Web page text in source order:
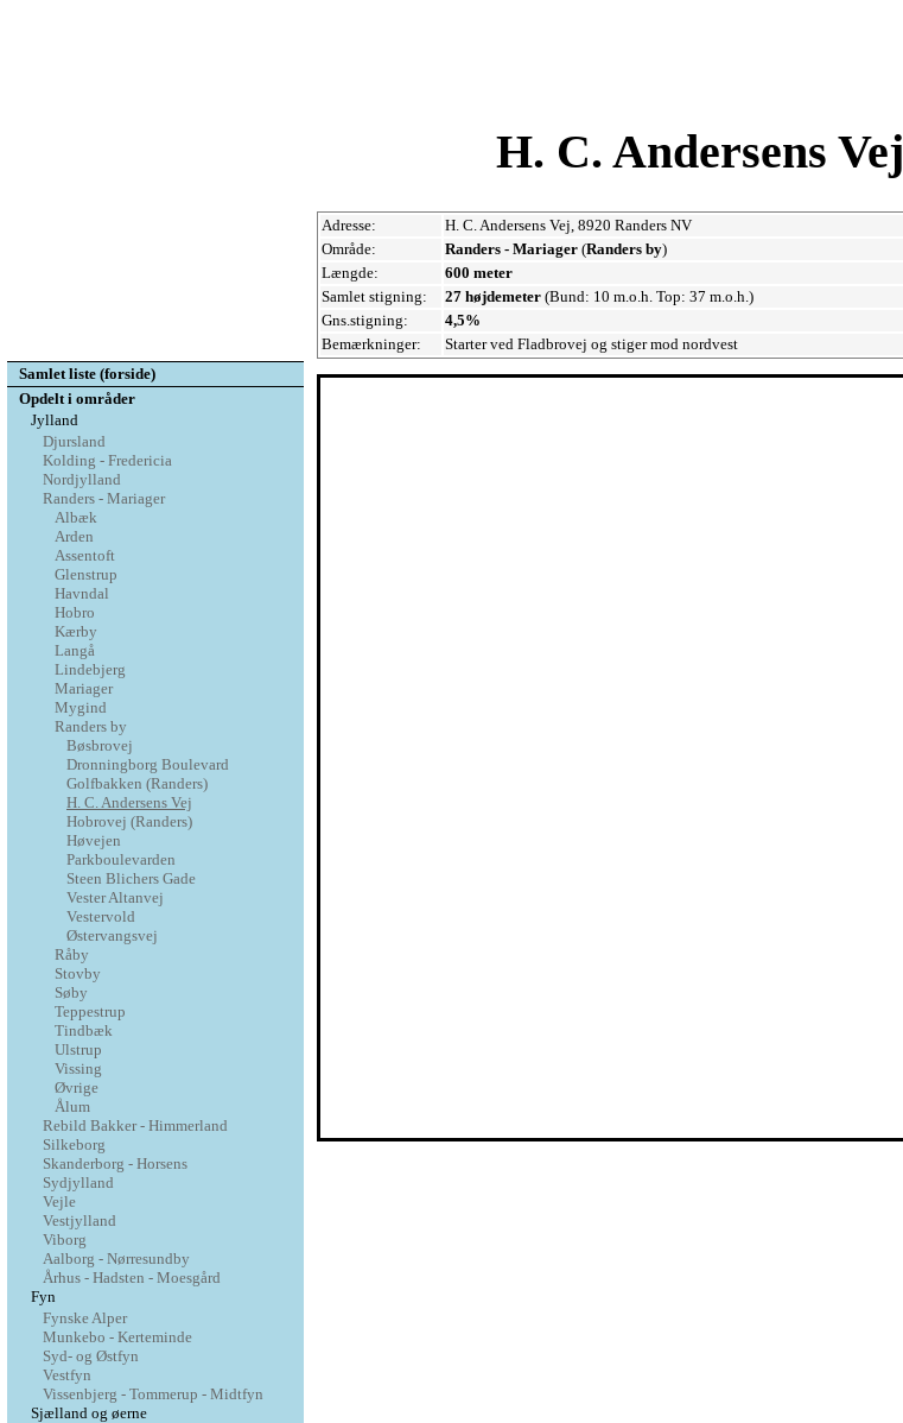
Samlet liste (forside)
Opdelt i områder
Jylland
Djursland
Kolding - Fredericia
Nordjylland
Randers - Mariager
Albæk
Arden
Assentoft
Glenstrup
Havndal
Hobro
Kærby
Langå
Lindebjerg
Mariager
Mygind
Randers by
Bøsbrovej
Dronningborg Boulevard
Golfbakken (Randers)
H. C. Andersens Vej
Hobrovej (Randers)
Høvejen
Parkboulevarden
Steen Blichers Gade
Vester Altanvej
Vestervold
Østervangsvej
Råby
Stovby
Søby
Teppestrup
Tindbæk
Ulstrup
Vissing
Øvrige
Ålum
Rebild Bakker - Himmerland
Silkeborg
Skanderborg - Horsens
Sydjylland
Vejle
Vestjylland
Viborg
Aalborg - Nørresundby
Århus - Hadsten - Moesgård
Fyn
Fynske Alper
Munkebo - Kerteminde
Syd- og Østfyn
Vestfyn
Vissenbjerg - Tommerup - Midtfyn
Sjælland og øerne
H. C. Andersens Vej
Adresse:
H. C. Andersens Vej, 8920 Randers NV
Område:
Randers - Mariager (Randers by)
Længde:
600 meter
Samlet stigning:
27 højdemeter (Bund: 10 m.o.h. Top: 37 m.o.h.)
Gns.stigning:
4,5%
Bemærkninger:
Starter ved Fladbrovej og stiger mod nordvest